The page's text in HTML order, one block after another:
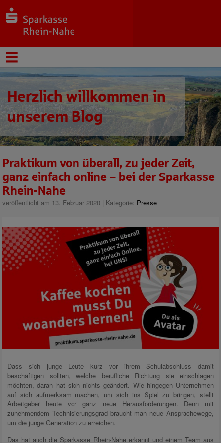
Herzlich willkommen in
unserem Blog
Praktikum von überall, zu jeder Zeit,
ganz einfach online – bei der Sparkasse
Rhein-Nahe
veröffentlicht am 13. Februar 2020 | Kategorie: Presse
Dass sich junge Leute kurz vor ihrem Schulabschluss damit
beschäftigen sollten, welche berufliche Richtung sie einschlagen
möchten, daran hat sich nichts geändert. Wie hingegen Unternehmen
auf sich aufmerksam machen, um sich ins Spiel zu bringen, stellt
Arbeitgeber heute vor ganz neue Herausforderungen. Denn mit
zunehmendem Technisierungsgrad braucht man neue Ansprachewege,
um die junge Generation zu erreichen.
Das hat auch die Sparkasse Rhein-Nahe erkannt und einem Team aus